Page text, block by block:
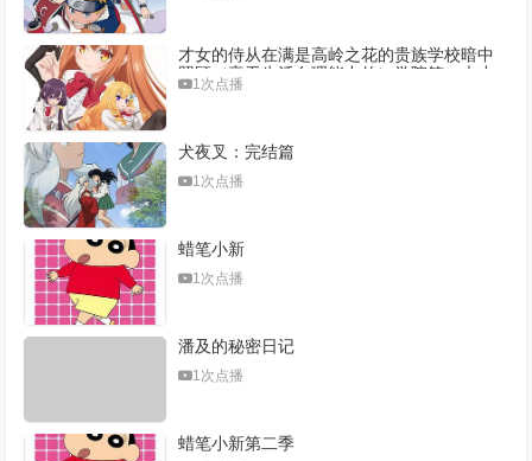
才女的侍从在满是高岭之花的贵族学校暗中
照顾（毫无生活自理能力的）学院第一大小
姐1次点播
犬夜叉：完结篇
1次点播
蜡笔小新
1次点播
潘及的秘密日记
1次点播
蜡笔小新第二季